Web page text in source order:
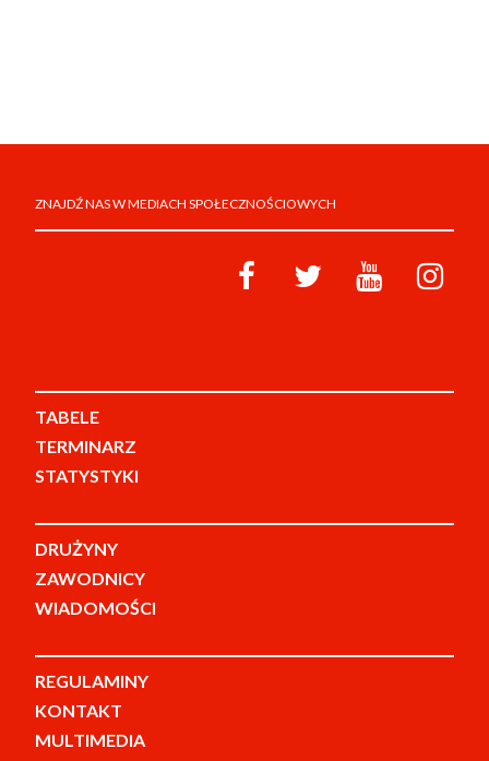
ZNAJDŹ NAS W MEDIACH SPOŁECZNOŚCIOWYCH
TABELE
TERMINARZ
STATYSTYKI
DRUŻYNY
ZAWODNICY
WIADOMOŚCI
REGULAMINY
KONTAKT
MULTIMEDIA